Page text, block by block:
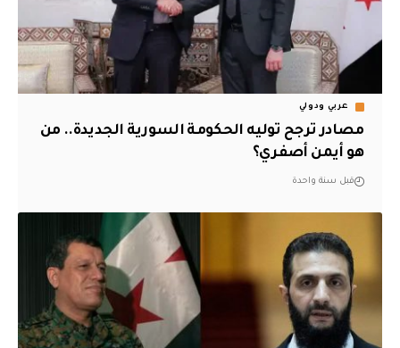
عربي ودولي
مصادر ترجح توليه الحكومة السورية الجديدة.. من
هو أيمن أصفري؟
قبل سنة واحدة